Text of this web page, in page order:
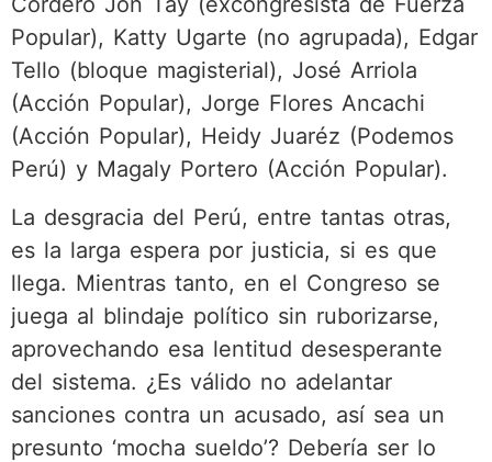
Popular), Katty Ugarte (no agrupada), Edgar
Tello (bloque magisterial), José Arriola
(Acción Popular), Jorge Flores Ancachi
(Acción Popular), Heidy Juaréz (Podemos
Perú) y Magaly Portero (Acción Popular).
La desgracia del Perú, entre tantas otras,
es la larga espera por justicia, si es que
llega. Mientras tanto, en el Congreso se
juega al blindaje político sin ruborizarse,
aprovechando esa lentitud desesperante
del sistema. ¿Es válido no adelantar
sanciones contra un acusado, así sea un
presunto ‘mocha sueldo’? Debería ser lo